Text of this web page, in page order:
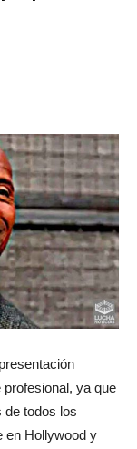
ya que
de todos los
en Hollywood y